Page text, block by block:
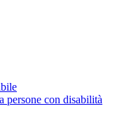
persone con disabilità